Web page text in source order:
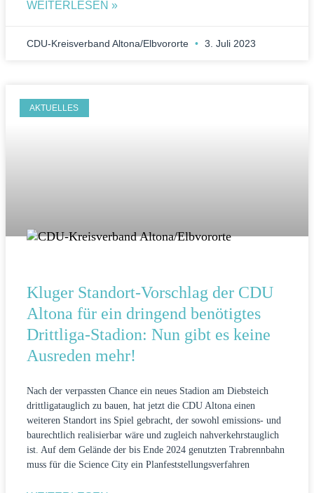
WEITERLESEN »
CDU-Kreisverband Altona/Elbvororte 3. Juli 2023
AKTUELLES
Kluger Standort-Vorschlag der CDU
Altona für ein dringend benötigtes
Drittliga-Stadion: Nun gibt es keine
Ausreden mehr!
Nach der verpassten Chance ein neues Stadion am Diebsteich
drittligatauglich zu bauen, hat jetzt die CDU Altona einen
weiteren Standort ins Spiel gebracht, der sowohl emissions- und
baurechtlich realisierbar wäre und zugleich nahverkehrstauglich
ist. Auf dem Gelände der bis Ende 2024 genutzten Trabrennbahn
muss für die Science City ein Planfeststellungsverfahren